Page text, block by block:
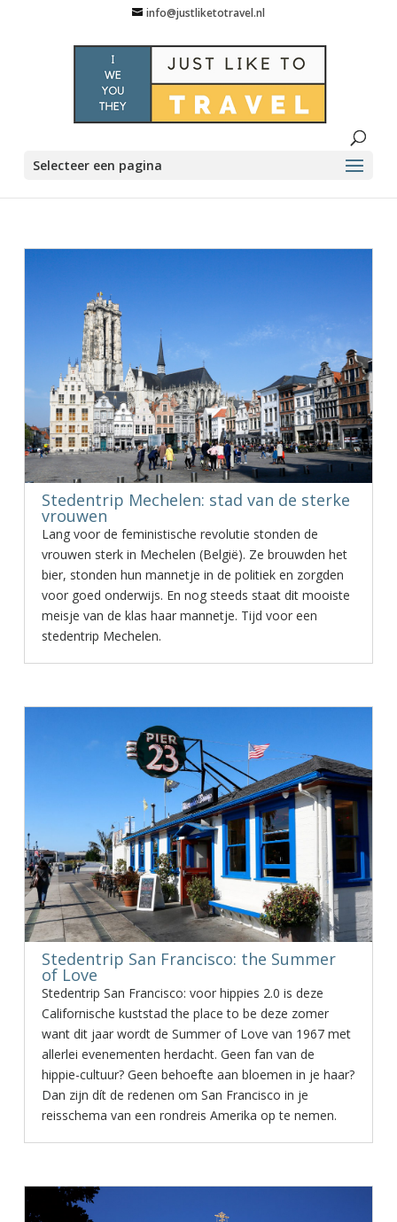
info@justliketotravel.nl
Selecteer een pagina
Stedentrip Mechelen: stad van de sterke
vrouwen
Lang voor de feministische revolutie stonden de
vrouwen sterk in Mechelen (België). Ze brouwden het
bier, stonden hun mannetje in de politiek en zorgden
voor goed onderwijs. En nog steeds staat dit mooiste
meisje van de klas haar mannetje. Tijd voor een
stedentrip Mechelen.
Stedentrip San Francisco: the Summer
of Love
Stedentrip San Francisco: voor hippies 2.0 is deze
Californische kuststad the place to be deze zomer
want dit jaar wordt de Summer of Love van 1967 met
allerlei evenementen herdacht. Geen fan van de
hippie-cultuur? Geen behoefte aan bloemen in je haar?
Dan zijn dít de redenen om San Francisco in je
reisschema van een rondreis Amerika op te nemen.